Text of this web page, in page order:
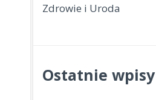
Zdrowie i Uroda
Ostatnie wpisy